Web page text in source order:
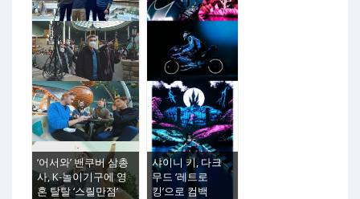
‘어서와’ 밴쿠버 삼총
사, K-놀이기구에 영
혼 탈탈 ‘스릴만점’
샤이니 키, 다크
무드 ‘레트로
킹’으로 컴백